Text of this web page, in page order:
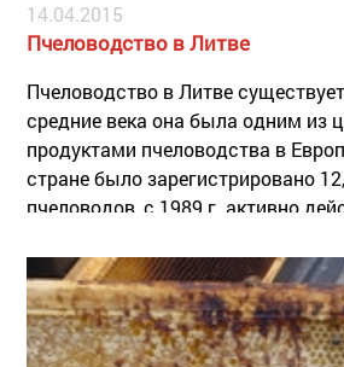
14.04.2015
Пчеловодство в Литве
Пчеловодство в Литве
средние века она была одним из
продуктами пчеловодства в
стране было зарегистрировано
пчеловодов, с 1989 г. активно
поддержку своим членам.